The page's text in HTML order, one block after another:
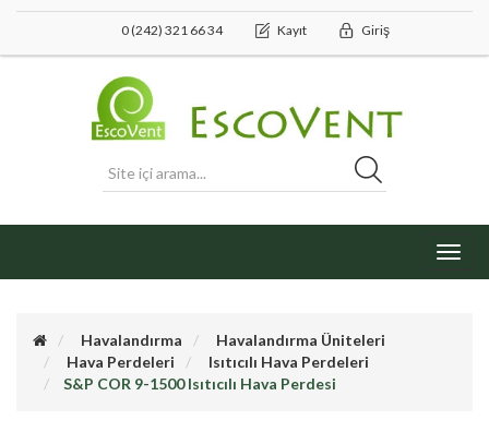
0 (242) 321 66 34 Kayıt Giriş
Havalandırma
Havalandırma Üniteleri
Hava Perdeleri
Isıtıcılı Hava Perdeleri
S&P COR 9-1500 Isıtıcılı Hava Perdesi